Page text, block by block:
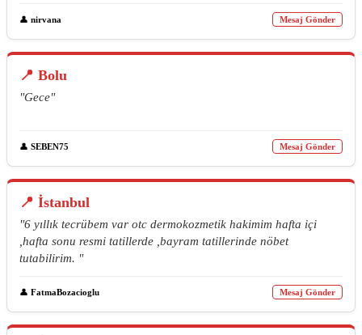
👤 nirvana Mesaj Gönder
📍 Bolu
"Gece"
👤 SEBEN75 Mesaj Gönder
📍 İstanbul
"6 yıllık tecrübem var otc dermokozmetik hakimim hafta içi
,hafta sonu resmi tatillerde ,bayram tatillerinde nöbet
tutabilirim. "
👤 FatmaBozacioglu Mesaj Gönder